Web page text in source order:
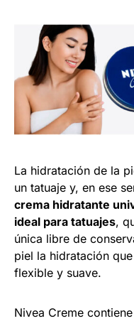
La hidratación de la
un tatuaje y, en ese
crema hidratante
ideal para tatuajes,
única libre de
piel la hidratación
flexible y suave.
Nivea Creme